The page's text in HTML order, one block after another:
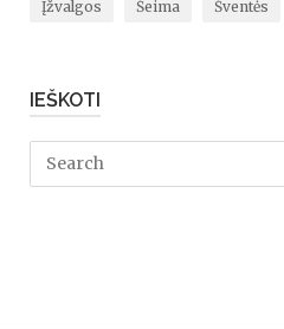
Įžvalgos Šeima Šventės
IEŠKOTI
Search